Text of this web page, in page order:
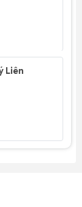
Liên